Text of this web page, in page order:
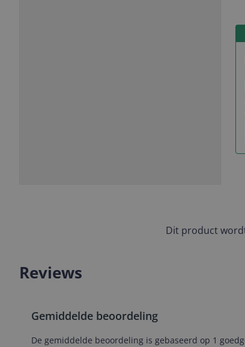
Dit product
Reviews
Gemiddelde beoordeling
De gemiddelde beoordeling is gebaseerd op 1